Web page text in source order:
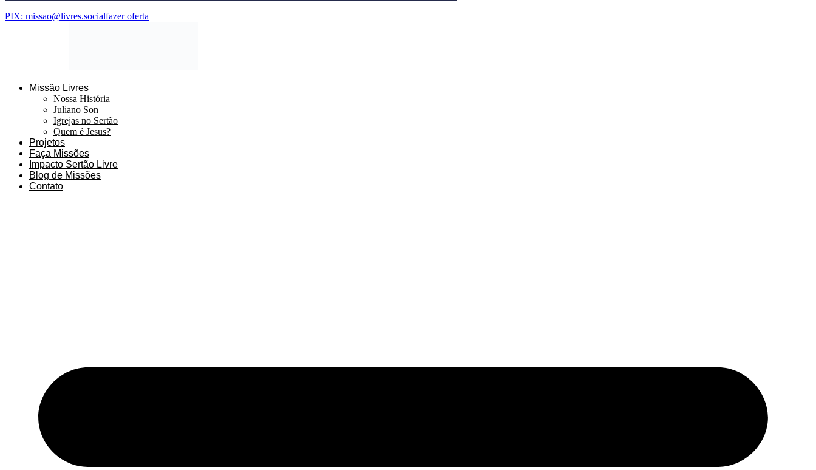
PIX: missao@livres.socialfazer oferta
Missão Livres
Nossa História
Juliano Son
Igrejas no Sertão
Quem é Jesus?
Projetos
Faça Missões
Impacto Sertão Livre
Blog de Missões
Contato